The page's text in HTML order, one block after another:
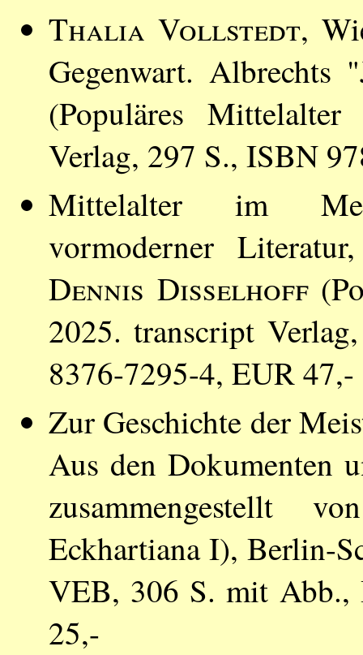
Thalia Vollstedt,
Gegenwart. Albrechts
(Populäres
Verlag, 297 S., ISBN
Mittelalter im
vormoderner
Dennis Disselhoff
2025. transcript
8376-7295-4, EUR 47,-
Zur Geschichte der
Aus den Dokumenten
zusammengestellt
Eckhartiana I), Berlin-
VEB, 306 S. mit Abb.,
25,-